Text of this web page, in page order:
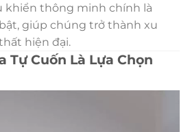
khiển thông minh chính là
giúp chúng trở thành xu
hiện đại.
Tự Cuốn Là Lựa Chọn